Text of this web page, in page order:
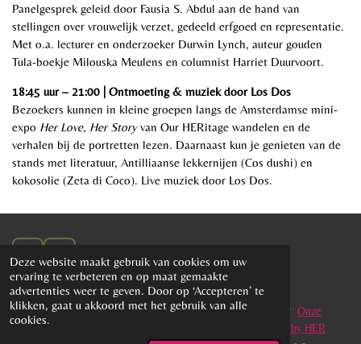
Deze website maakt gebruik van cookies om uw
ervaring te verbeteren en op maat gemaakte
advertenties weer te geven. Door op ‘Accepteren’ te
klikken, gaat u akkoord met het gebruik van alle
cookies.
Panelgesprek geleid door Fausia S. Abdul aan de hand van
stellingen over vrouwelijk verzet, gedeeld erfgoed en representatie.
Met o.a. lecturer en onderzoeker Durwin Lynch, auteur gouden
Tula-boekje Milouska Meulens en columnist Harriet Duurvoort.
18:45 uur – 21:00 | Ontmoeting & muziek door Los Dos
Bezoekers kunnen in kleine groepen langs de Amsterdamse mini-
expo Her Love, Her Storyvan Our HERitage wandelen en de
verhalen bij de portretten lezen. Daarnaast kun je genieten van de
stands met literatuur, Antilliaanse lekkernijen (Cos dushi) en
kokosolie (Zeta di Coco). Live muziek door Los Dos.
I
n
s
t
a
L
i
n
k
info [at] ourheritage.nl Samenwerken Kom je bij ons team? Onze
Projecten
Project Told by HER